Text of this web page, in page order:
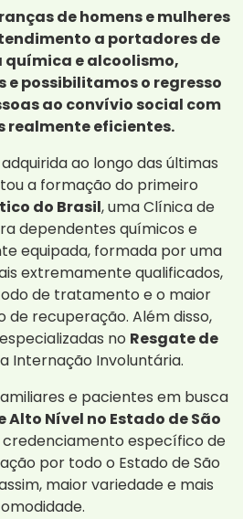
de homens e mulheres
a portadores de
química e alcoolismo,
e possibilitamos o regresso
ao convívio social com
eficientes.
ao longo das últimas
a formação do primeiro
do Brasil, uma Clínica de
dependentes químicos e
equipada, formada por uma
extremamente qualificados,
de tratamento e o maior
recuperação. Além disso,
no Resgate de
Internação Involuntária.
e pacientes em busca
Nível no Estado de São
credenciamento específico de
por todo o Estado de São
maior variedade e mais